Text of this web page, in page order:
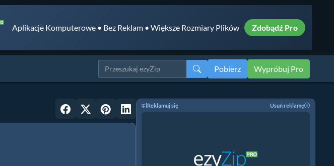
Aplikacje Komputerowe • Bez Reklam • Większe Rozmiary Plików Zdobądź Pro
Pobierz Wypróbuj Pro
Reklamuj się Usuń reklamę